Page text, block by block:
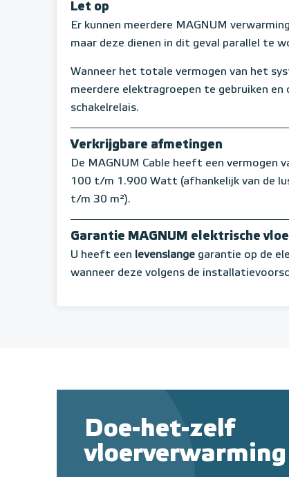
Let op
Er kunnen meerdere MAGNUM
maar deze dienen in dit geval parallel te
Wanneer het totale vermogen van het
meerdere elektragroepen te gebruiken en
schakelrelais.
Verkrijgbare afmetingen
De MAGNUM Cable heeft een vermogen
100 t/m 1.900 Watt (afhankelijk van de
t/m 30 m²).
Garantie MAGNUM elektrische
U heeft een levenslange garantie op de
wanneer deze volgens de
Doe-het-zelf
vloerverwarming